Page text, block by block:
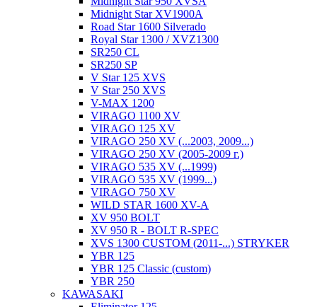
Midnight Star XV1900A
Road Star 1600 Silverado
Royal Star 1300 / XVZ1300
SR250 CL
SR250 SP
V Star 125 XVS
V Star 250 XVS
V-MAX 1200
VIRAGO 1100 XV
VIRAGO 125 XV
VIRAGO 250 XV (...2003, 2009...)
VIRAGO 250 XV (2005-2009 г.)
VIRAGO 535 XV (...1999)
VIRAGO 535 XV (1999...)
VIRAGO 750 XV
WILD STAR 1600 XV-A
XV 950 BOLT
XV 950 R - BOLT R-SPEC
XVS 1300 CUSTOM (2011-...) STRYKER
YBR 125
YBR 125 Classic (custom)
YBR 250
KAWASAKI